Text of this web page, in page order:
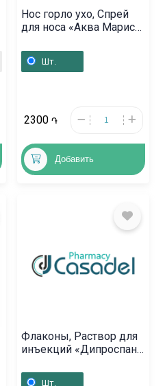
Нос горло ухо, Спрей
для носа «Аква Марис»
Шт.
2300 ֏
Добавить
Флаконы, Раствор для
инъекций «Дипроспан»
Шт.